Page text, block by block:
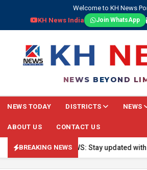
Welcome to KH News
KH News India
Join WhatsApp
NEWS BEYOND
NEWS TODAY DISTRICTS NEWS
ABOUT US CONTACT US
BREAKING NEWS
🔴 BREAKING NEWS: Stay updated with